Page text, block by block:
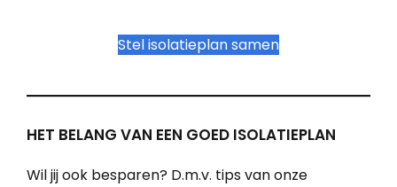
Stel isolatieplan samen
HET BELANG VAN EEN GOED ISOLATIEPLAN
Wil jij ook besparen? D.m.v. tips van onze